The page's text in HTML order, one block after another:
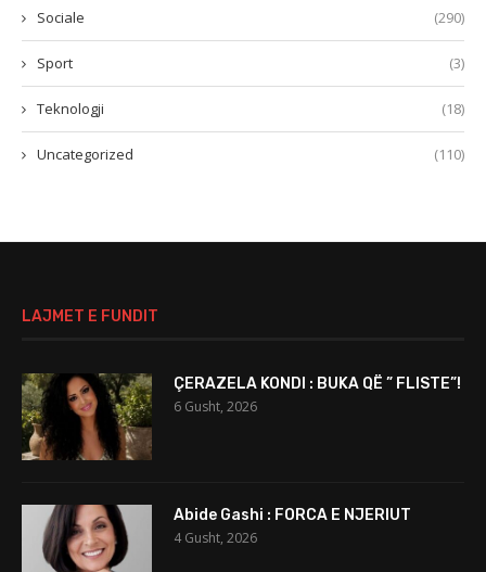
Sociale (290)
Sport (3)
Teknologji (18)
Uncategorized (110)
LAJMET E FUNDIT
ÇERAZELA KONDI : BUKA QË ” FLISTE”!
6 Gusht, 2026
Abide Gashi : FORCA E NJERIUT
4 Gusht, 2026